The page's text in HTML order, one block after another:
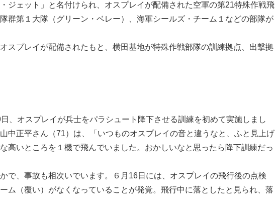
ジェット」と名付けられ、オスプレイが配備された空軍の第21特殊作戦飛
群第１大隊（グリーン・ベレー）、海軍シールズ・チーム１などの部隊が
スプレイが配備されたもと、横田基地が特殊作戦部隊の訓練拠点、出撃拠
、オスプレイが兵士をパラシュート降下させる訓練を初めて実施しまし
中正平さん（71）は、「いつものオスプレイの音と違うなと、ふと見上げ
高いところを１機で飛んでいました。おかしいなと思ったら降下訓練だっ
で、事故も相次いでいます。６月16日には、オスプレイの飛行後の点検
ム（覆い）がなくなっていることが発覚。飛行中に落としたと見られ、落